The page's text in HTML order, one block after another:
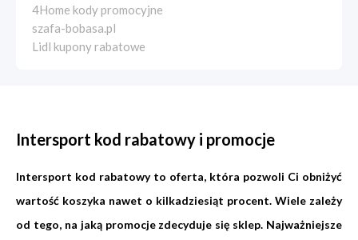
4Home kody promocyjne
szafa-bobasa.pl
Lidl kupony rabatowe
Intersport kod rabatowy i promocje
Intersport kod rabatowy to oferta, która pozwoli Ci obniżyć
wartość koszyka nawet o kilkadziesiąt procent. Wiele zależy
od tego, na jaką promocje zdecyduje się sklep. Najważniejsze